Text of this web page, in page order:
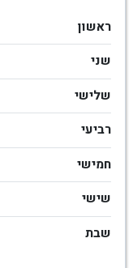
ראשון
שני
שלישי
רביעי
חמישי
שישי
שבת